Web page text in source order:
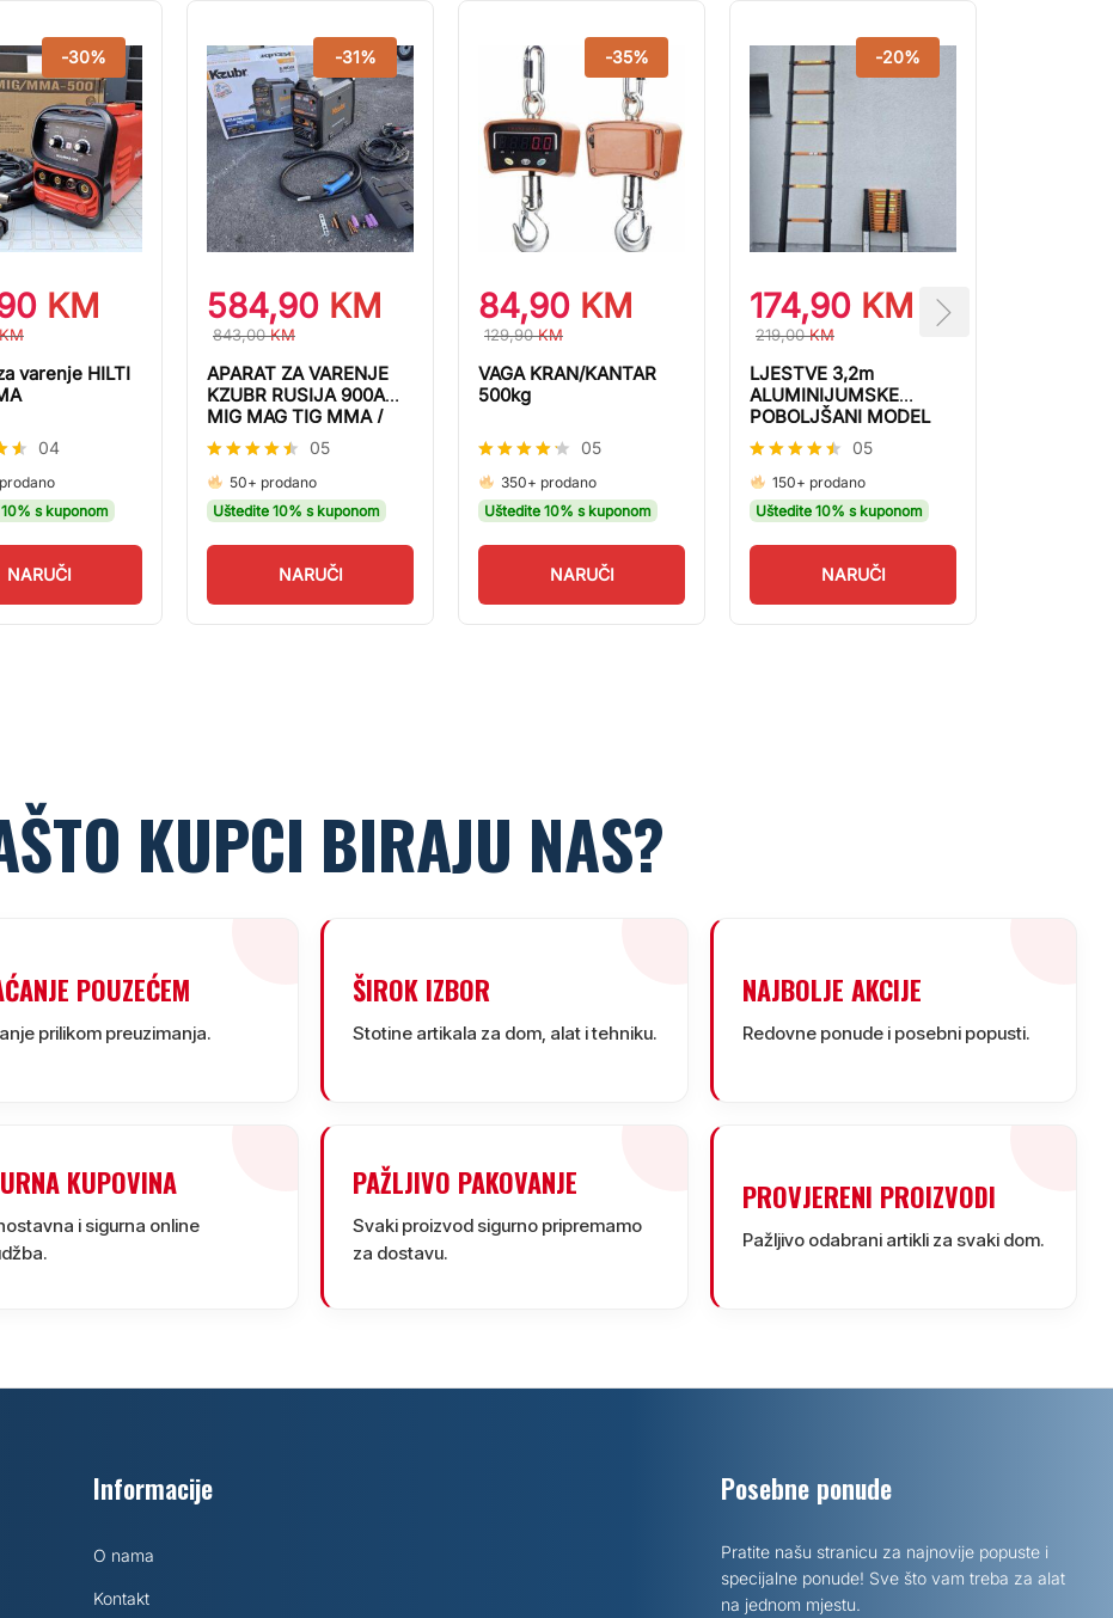
-30%
KM
KM
varenje HILTI
04
s kuponom
NARUČI
-31%
584,90 KM
843,00KM
APARAT ZA VARENJE
KZUBR RUSIJA 900A
MIG MAG TIG MMA /
PRIKLJUČAK ZA BOCU
Ocjenjeno
4.40
od 5
05
50+ prodano
Uštedite 10% s kuponom
NARUČI
-35%
84,90 KM
129,90KM
VAGA KRAN/KANTAR
500kg
Ocjenjeno
4.20
od 5
05
350+ prodano
Uštedite 10% s kuponom
NARUČI
-20%
174,90 KM
219,00KM
LJESTVE 3,2m
ALUMINIJUMSKE
POBOLJŠANI MODEL
Ocjenjeno
4.40
od 5
05
150+ prodano
Uštedite 10% s kuponom
NARUČI
KUPCI BIRAJU NAS?
POUZEĆEM
prilikom preuzimanja.
ŠIROK IZBOR
Stotine artikala za dom, alat i tehniku.
NAJBOLJE AKCIJE
Redovne ponude i posebni popusti.
KUPOVINA
i sigurna online
PAŽLJIVO PAKOVANJE
Svaki proizvod sigurno pripremamo
za dostavu.
PROVJERENI PROIZVODI
Pažljivo odabrani artikli za svaki dom.
Informacije
O nama
Kontakt
Posebne ponude
Pratite našu stranicu za najnovije popuste i
specijalne ponude! Sve što vam treba za alat
na jednom mjestu.